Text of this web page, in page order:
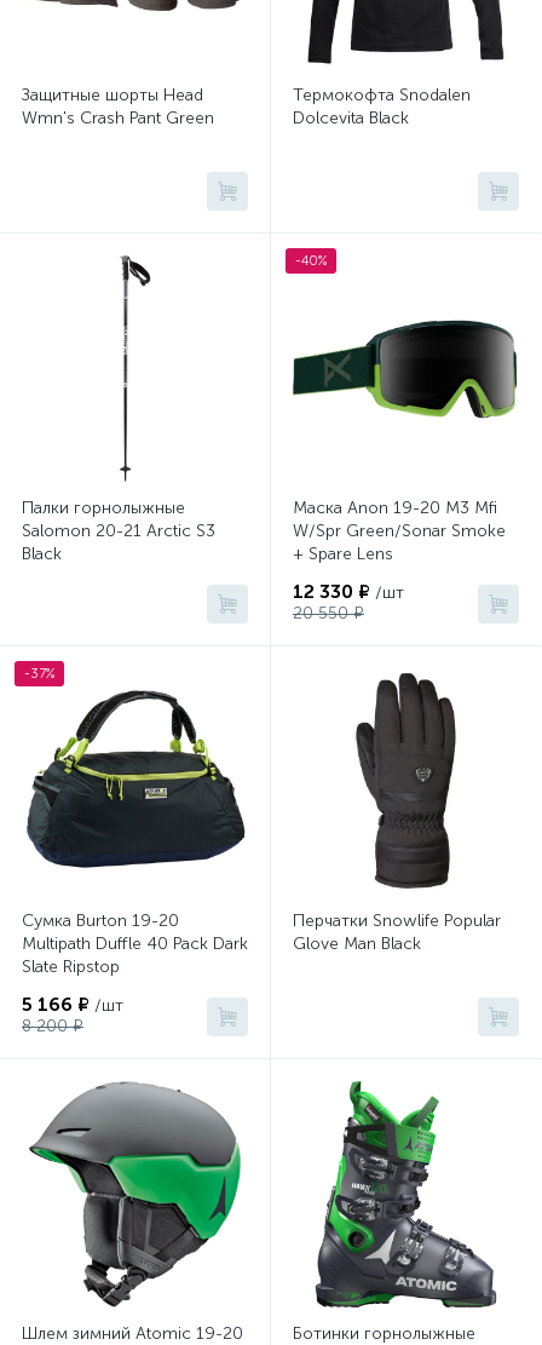
Защитные шорты Head
Wmn's Crash Pant Green
Термокофта Snodalen
Dolcevita Black
Палки горнолыжные
Salomon 20-21 Arctic S3
Black
-40%
Маска Anon 19-20 M3 Mfi
W/Spr Green/Sonar Smoke
+ Spare Lens
12 330 ₽ /шт
20 550 ₽
-37%
Сумка Burton 19-20
Multipath Duffle 40 Pack Dark
Slate Ripstop
5 166 ₽ /шт
8 200 ₽
Перчатки Snowlife Popular
Glove Man Black
Шлем зимний Atomic 19-20
Ботинки горнолыжные